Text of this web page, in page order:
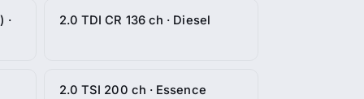
· 2.0 TDI CR 136 ch · Diesel
2.0 TSI 200 ch · Essence